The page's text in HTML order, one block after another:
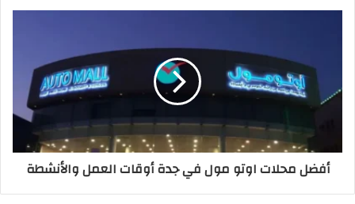
أفضل محلات اوتو مول في جدة أوقات العمل والأنشطة